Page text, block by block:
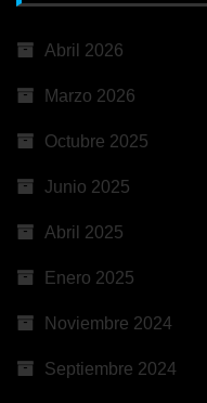
Abril 2026
Marzo 2026
Octubre 2025
Junio 2025
Abril 2025
Enero 2025
Noviembre 2024
Septiembre 2024